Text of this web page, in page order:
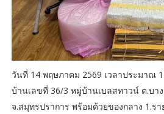
วันที่ 14 พฤษภาคม 2569 เวลาประมาณ
บ้านเลขที่ 36/3 หมู่บ้านเบลสทาวน์ ต.บา
จ.สมุทรปราการ พร้อมด้วยของกลาง 1.ร